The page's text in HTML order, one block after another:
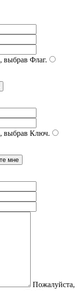
выбрав Флаг.
выбрав Ключ.
Пожалуйста,